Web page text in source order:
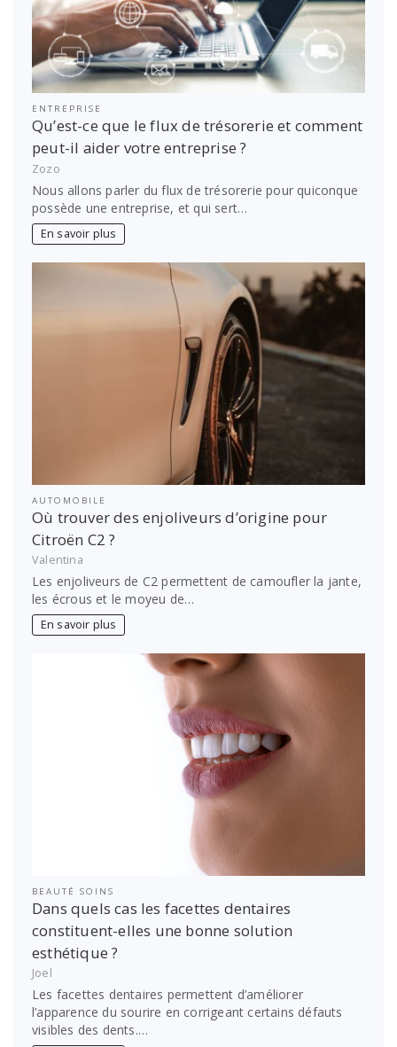
ENTREPRISE
Qu’est-ce que le flux de trésorerie et comment
peut-il aider votre entreprise ?
Zozo
Nous allons parler du flux de trésorerie pour quiconque
possède une entreprise, et qui sert…
En savoir plus
AUTOMOBILE
Où trouver des enjoliveurs d’origine pour
Citroën C2 ?
Valentina
Les enjoliveurs de C2 permettent de camoufler la jante,
les écrous et le moyeu de…
En savoir plus
BEAUTÉ SOINS
Dans quels cas les facettes dentaires
constituent-elles une bonne solution
esthétique ?
Joel
Les facettes dentaires permettent d’améliorer
l’apparence du sourire en corrigeant certains défauts
visibles des dents.…